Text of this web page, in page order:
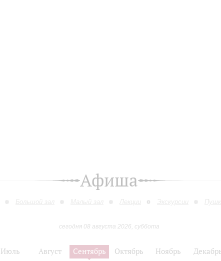
Афиша
Большой зал Малый зал Лекции Экскурсии
сегодня 08 августа 2026, суббота
Июль Август Сентябрь Октябрь Ноябрь